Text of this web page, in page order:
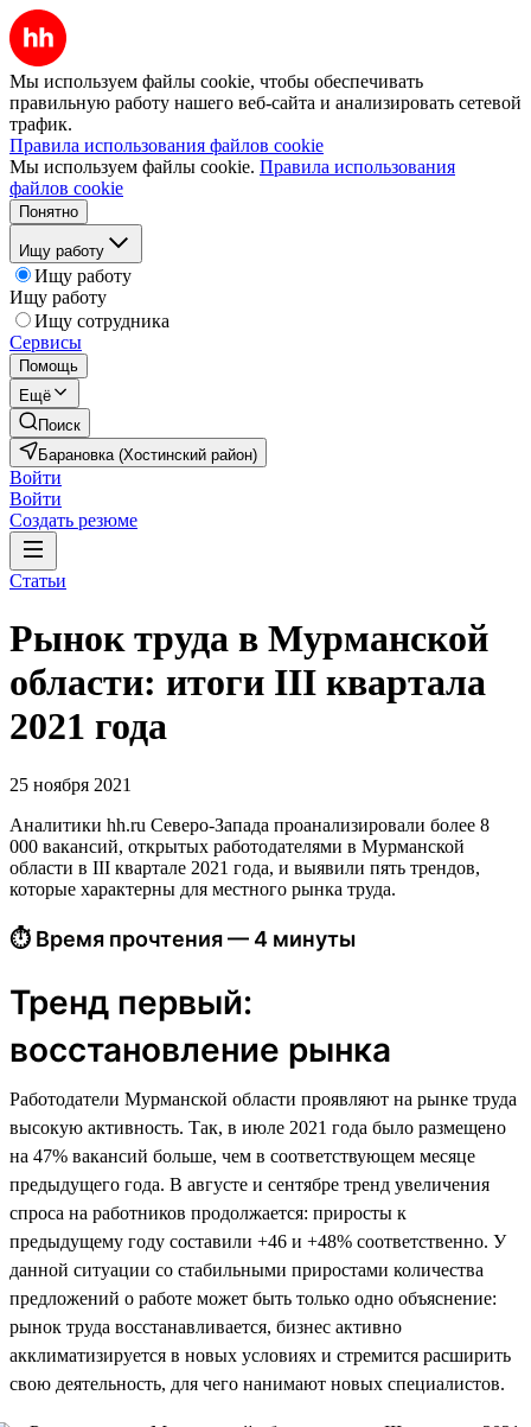
Мы используем файлы cookie, чтобы обеспечивать
правильную работу нашего веб-сайта и анализировать сетевой
трафик.
Правила использования файлов cookie
Мы используем файлы cookie. Правила использования
файлов cookie
Понятно
Ищу работу
Ищу работу
Ищу работу
Ищу сотрудника
Сервисы
Помощь
Ещё
Поиск
Барановка (Хостинский район)
Войти
Войти
Создать резюме
Статьи
Рынок труда в Мурманской
области: итоги III квартала
2021 года
25 ноября 2021
Аналитики hh.ru Северо-Запада проанализировали более 8
000 вакансий, открытых работодателями в Мурманской
области в III квартале 2021 года, и выявили пять трендов,
которые характерны для местного рынка труда.
⏱ Время прочтения — 4 минуты
Тренд первый:
восстановление рынка
Работодатели Мурманской области проявляют на рынке труда
высокую активность. Так, в июле 2021 года было размещено
на 47% вакансий больше, чем в соответствующем месяце
предыдущего года. В августе и сентябре тренд увеличения
спроса на работников продолжается: приросты к
предыдущему году составили +46 и +48% соответственно. У
данной ситуации со стабильными приростами количества
предложений о работе может быть только одно объяснение:
рынок труда восстанавливается, бизнес активно
акклиматизируется в новых условиях и стремится расширить
свою деятельность, для чего нанимают новых специалистов.